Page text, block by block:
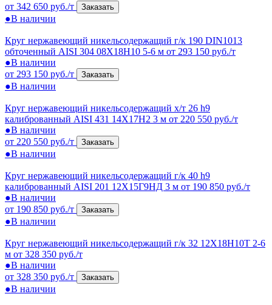
от 342 650 руб./т
Заказать
●В наличии
Круг нержавеющий никельсодержащий г/к 190 DIN1013
обточенный AISI 304 08Х18Н10 5-6 м от 293 150 руб./т
●В наличии
от 293 150 руб./т
Заказать
●В наличии
Круг нержавеющий никельсодержащий х/т 26 h9
калиброванный AISI 431 14Х17Н2 3 м от 220 550 руб./т
●В наличии
от 220 550 руб./т
Заказать
●В наличии
Круг нержавеющий никельсодержащий г/к 40 h9
калиброванный AISI 201 12Х15Г9НД 3 м от 190 850 руб./т
●В наличии
от 190 850 руб./т
Заказать
●В наличии
Круг нержавеющий никельсодержащий г/к 32 12Х18Н10Т 2-6
м от 328 350 руб./т
●В наличии
от 328 350 руб./т
Заказать
●В наличии